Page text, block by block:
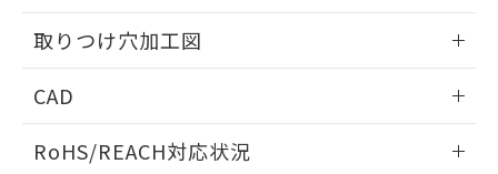
取りつけ穴加工図
CAD
ドすることができます。
RoHS/REACH対応状況
していることから、特段のことがない限
り、2022年1月12日より割愛しておりま
す。